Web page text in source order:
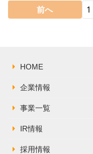
前へ
HOME
企業情報
事業一覧
IR情報
採用情報